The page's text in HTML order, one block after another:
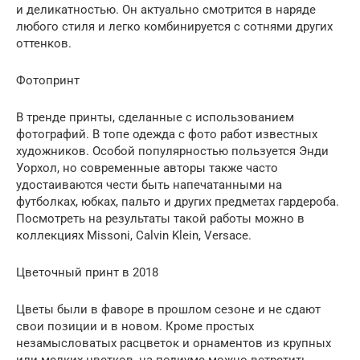
и деликатностью. Он актуально смотрится в наряде
любого стиля и легко комбинируется с сотнями других
оттенков.
Фотопринт
В тренде принты, сделанные с использованием
фотографий. В топе одежда с фото работ известных
художников. Особой популярностью пользуется Энди
Уорхол, но современные авторы также часто
удостаиваются чести быть напечатанными на
футболках, юбках, пальто и других предметах гардероба.
Посмотреть на результаты такой работы можно в
коллекциях Missoni, Calvin Klein, Versace.
Цветочный принт в 2018
Цветы были в фаворе в прошлом сезоне и не сдают
свои позиции и в новом. Кроме простых
незамысловатых расцветок и орнаментов из крупных